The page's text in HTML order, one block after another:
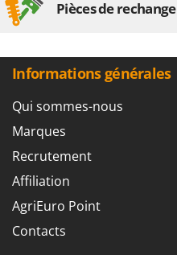
Master
Masterpro
McCulloch
MCH
Michelin
Mille
Minox
Mockmill
More than chef
Pièces de rechange
Informations générales
Qui sommes-nous
Marques
Recrutement
Affiliation
AgriEuro Point
Contacts